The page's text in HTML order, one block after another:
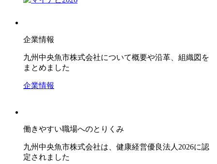
企業情報
九州中央魚市株式会社について概要や沿革、組織図を
まとめました
企業情報
働きやすい職場へのとりくみ
九州中央魚市株式会社は、健康経営優良法人2026に認
定されました